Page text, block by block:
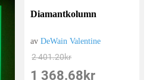
Diamantkolumn
avDeWain Valentine
2 401.20kr
1 368.68 kr